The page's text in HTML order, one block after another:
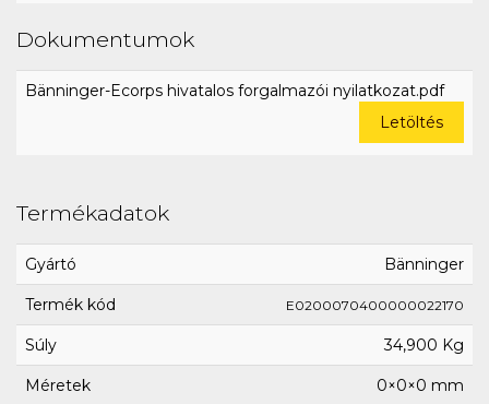
Dokumentumok
Bänninger-Ecorps hivatalos forgalmazói nyilatkozat.pdf
Letöltés
Termékadatok
Gyártó Bänninger
Termék kód E0200070400000022170
Súly 34,900 Kg
Méretek 0×0×0 mm